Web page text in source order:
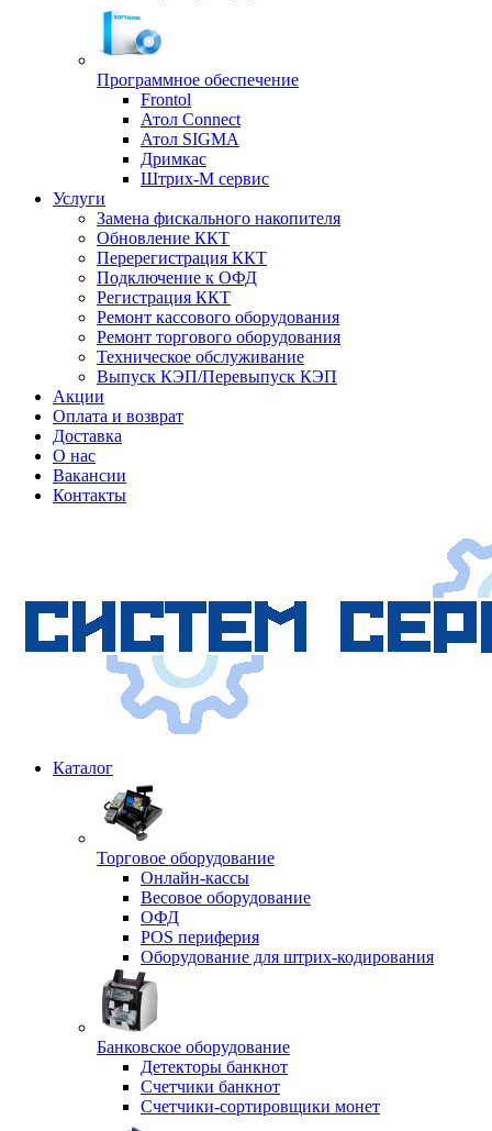
Программное обеспечение
Frontol
Атол Connect
Атол SIGMA
Дримкас
Штрих-М сервис
Услуги
Замена фискального накопителя
Обновление ККТ
Перерегистрация ККТ
Подключение к ОФД
Регистрация ККТ
Ремонт кассового оборудования
Ремонт торгового оборудования
Техническое обслуживание
Выпуск КЭП/Перевыпуск КЭП
Акции
Оплата и возврат
Доставка
О нас
Вакансии
Контакты
Каталог
Торговое оборудование
Онлайн-кассы
Весовое оборудование
ОФД
POS периферия
Оборудование для штрих-кодирования
Банковское оборудование
Детекторы банкнот
Счетчики банкнот
Счетчики-сортировщики монет